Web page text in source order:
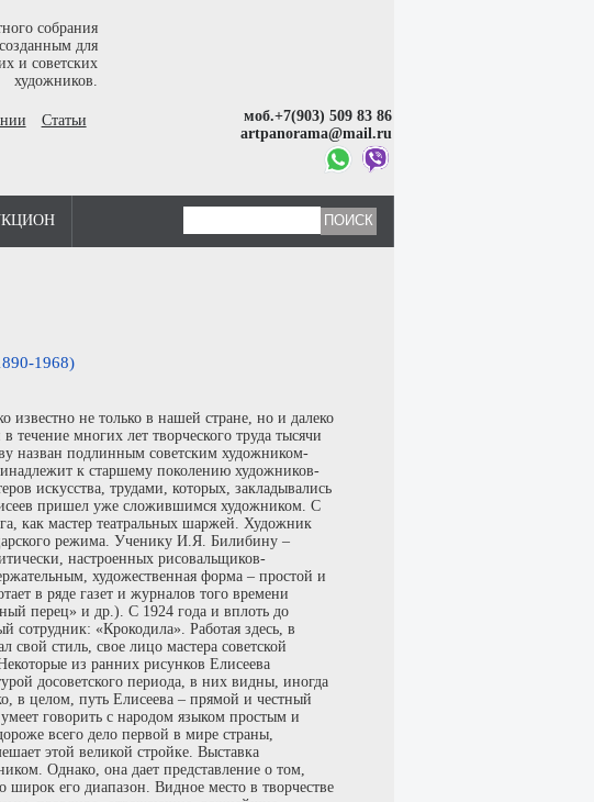
собрания
для
и советских
художников.
Статьи
моб.+7(903) 509 83 86
artpanorama@mail.ru
1968)
известно не только в нашей стране, но и далеко
течение многих лет творческого труда тысячи
назван подлинным советским художником-
к старшему поколению художников-
искусства, трудами, которых, закладывались
пришел уже сложившимся художником. С
как мастер театральных шаржей. Художник
режима. Ученику И.Я. Билибину –
настроенных рисовальщиков-
художественная форма – простой и
в ряде газет и журналов того времени
перец» и др.). С 1924 года и вплоть до
«Крокодила». Работая здесь, в
стиль, свое лицо мастера советской
из ранних рисунков Елисеева
досоветского периода, в них видны, иногда
в целом, путь Елисеева – прямой и честный
говорить с народом языком простым и
всего дело первой в мире страны,
этой великой стройке. Выставка
Однако, она дает представление о том,
широк его диапазон. Видное место в творчестве